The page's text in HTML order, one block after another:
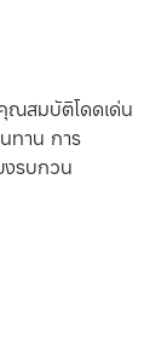
ณสมบัติโดดเด่น
ทาน การ
รบกวน